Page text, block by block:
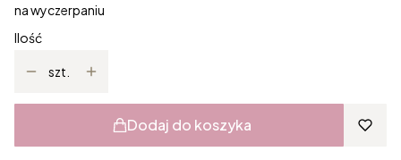
na wyczerpaniu
Ilość
szt.
Dodaj do koszyka